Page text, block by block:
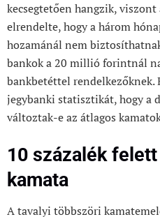
kecsegtetően hangzik,
elrendelte, hogy a három
hozamánál nem
bankok a 20 millió forintnál
bankbetéttel rendelkezőknek.
jegybanki statisztikát, hogy a
változtak-e az átlagos
10 százalék
kamata
A tavalyi többszöri